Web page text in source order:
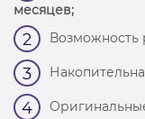
месяцев;
2 Возможность
3
4